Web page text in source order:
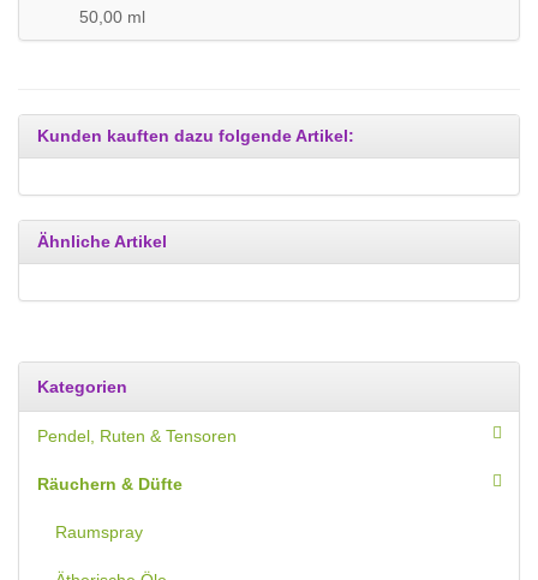
50,00 ml
Kunden kauften dazu folgende Artikel:
Ähnliche Artikel
Kategorien
Pendel, Ruten & Tensoren
Räuchern & Düfte
Raumspray